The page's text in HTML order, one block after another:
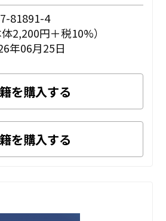
81891-4
2,200円＋税10%）
年06月25日
を購入する
を購入する